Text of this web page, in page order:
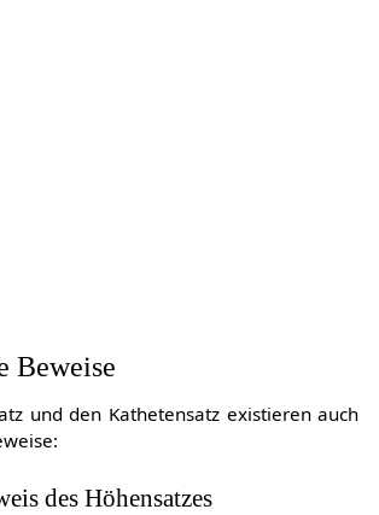
Beweise
und den Kathetensatz existieren auch
des Höhensatzes